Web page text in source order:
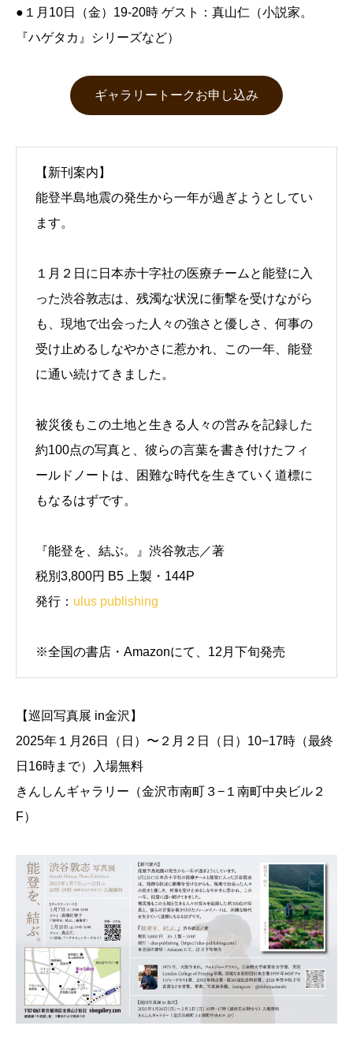
●１月10日（金）19-20時 ゲスト：真山仁（小説家。
『ハゲタカ』シリーズなど）
ギャラリートークお申し込み
【新刊案内】
能登半島地震の発生から一年が過ぎようとしてい
ます。
１月２日に日本赤十字社の医療チームと能登に入
った渋谷敦志は、残濁な状況に衝撃を受けながら
も、現地で出会った人々の強さと優しさ、何事の
受け止めるしなやかさに惹かれ、この一年、能登
に通い続けてきました。
被災後もこの土地と生きる人々の営みを記録した
約100点の写真と、彼らの言葉を書き付けたフィ
ールドノートは、困難な時代を生きていく道標に
もなるはずです。
『能登を、結ぶ。』渋谷敦志／著
税別3,800円 B5 上製・144P
発行： ulus publishing
※全国の書店・Amazonにて、12月下旬発売
【巡回写真展 in金沢】
2025年１月26日（日）〜２月２日（日）10−17時（最終
日16時まで）入場無料
きんしんギャラリー（金沢市南町３−１南町中央ビル２
F）